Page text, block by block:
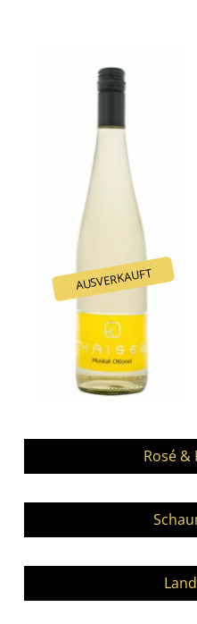
Rosé &